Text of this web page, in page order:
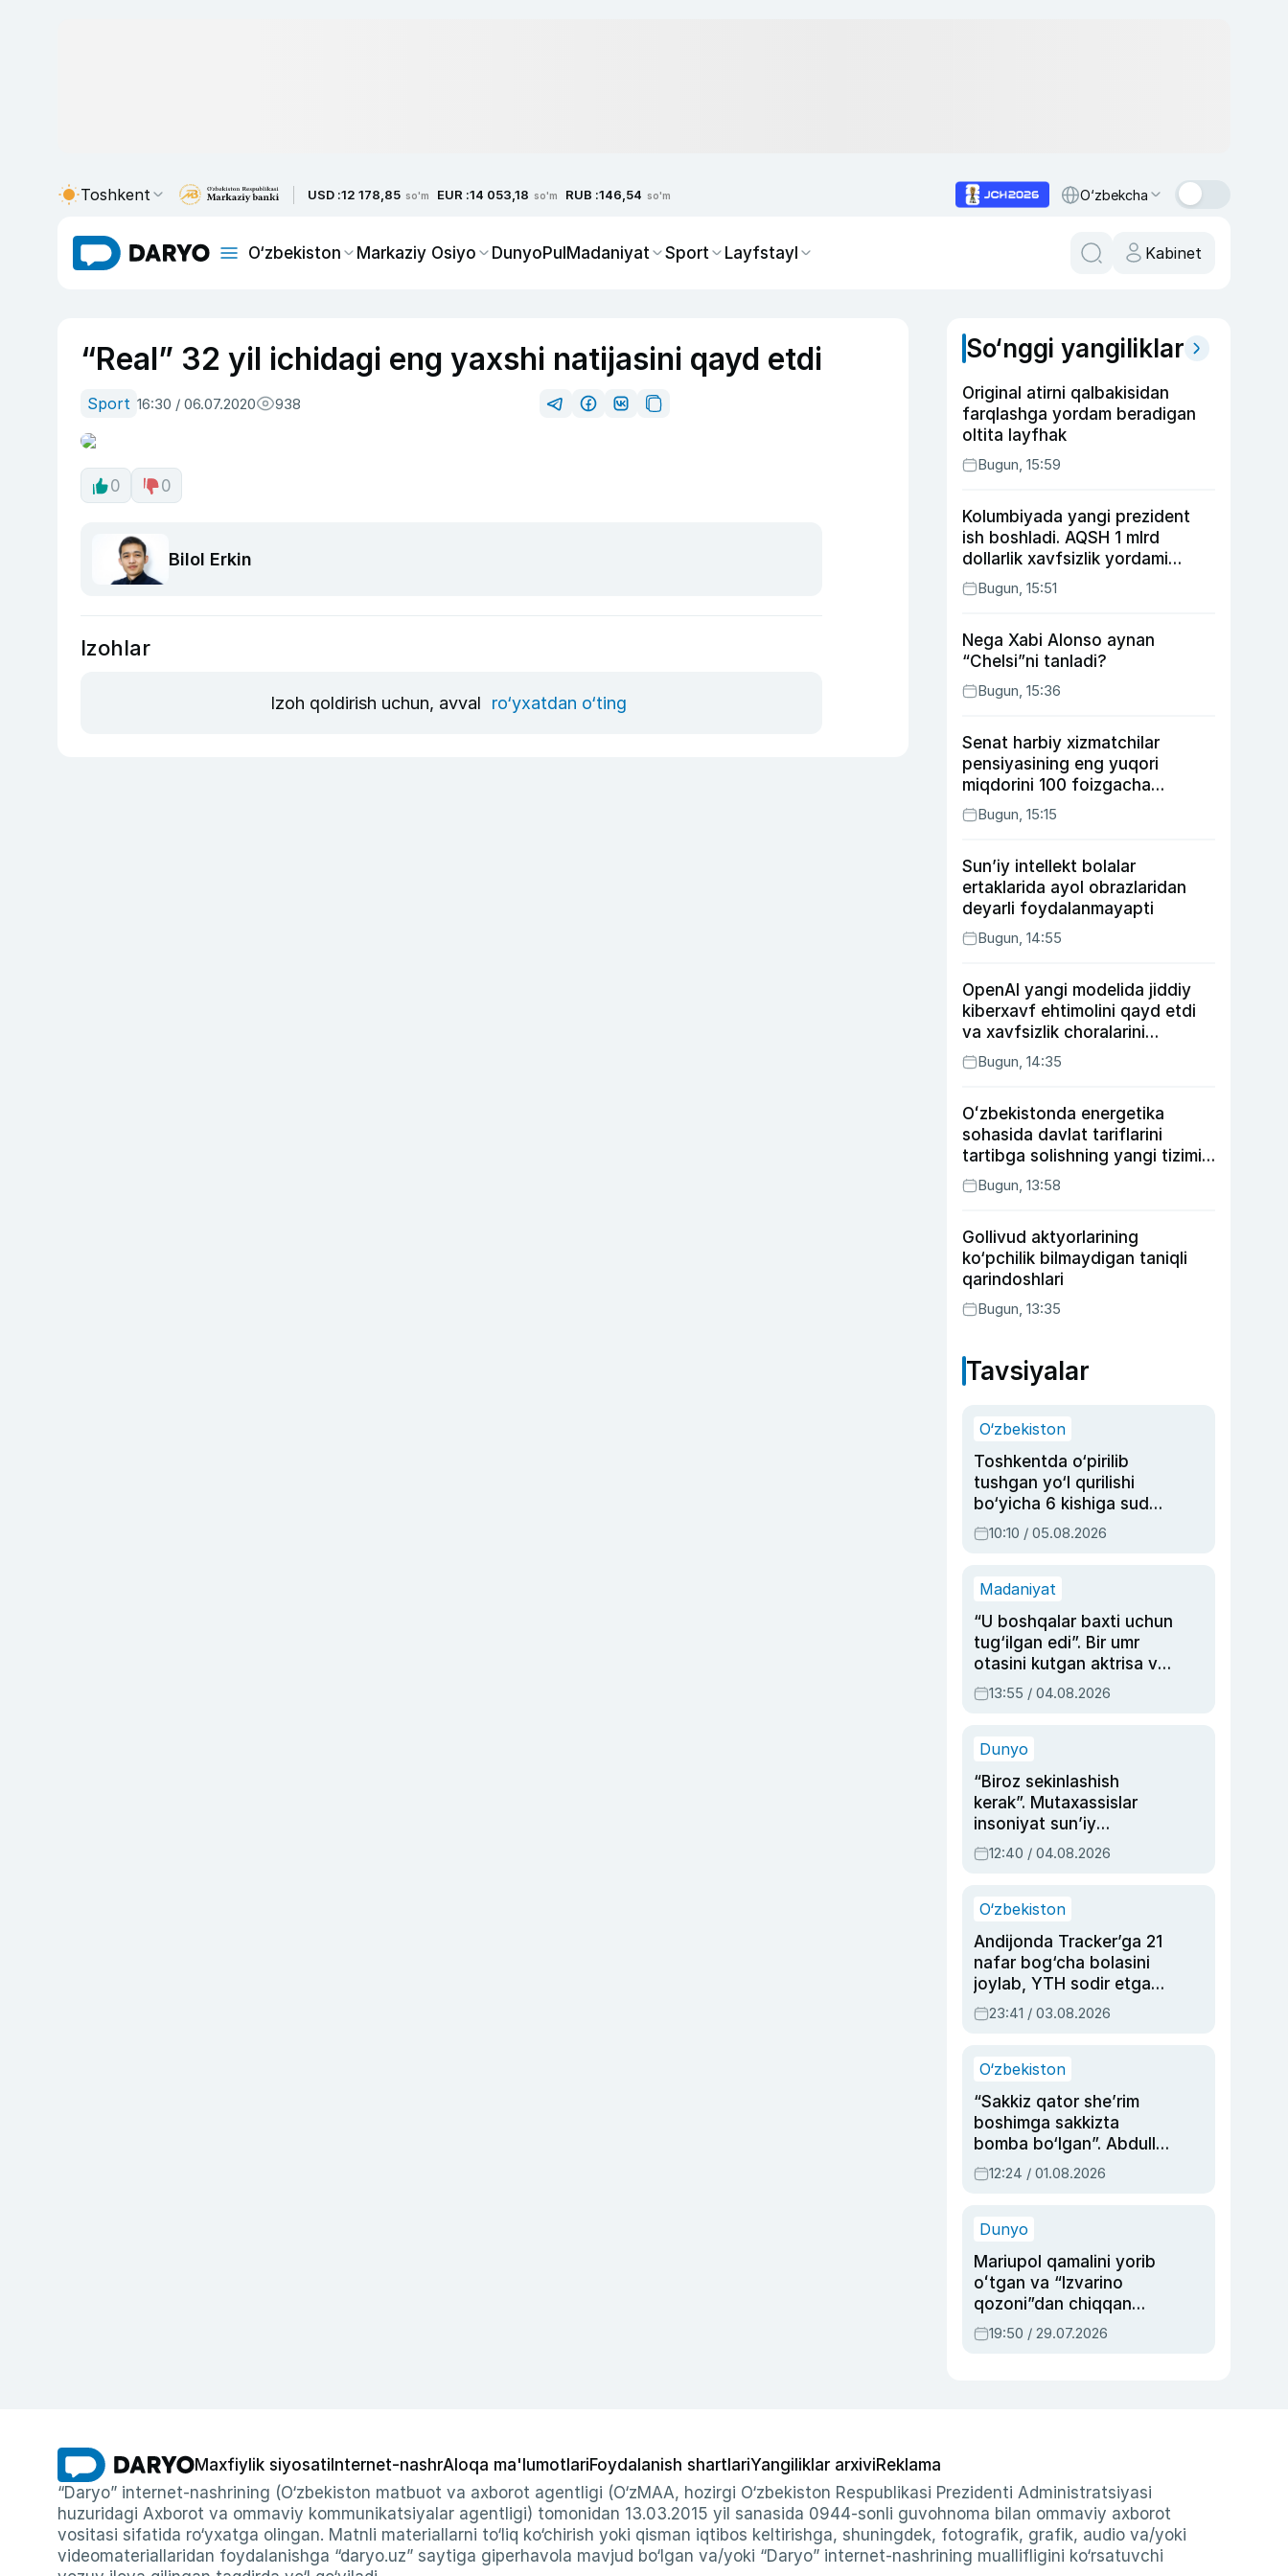
Toshkent USD :12 178,85 so'm EUR :14 053,18 so'm RUB :146,54 so'm O‘zbekcha
O‘zbekiston Markaziy Osiyo DunyoPulMadaniyat Sport Layfstayl Kabinet
“Real” 32 yil ichidagi eng yaxshi natijasini qayd etdi
Sport 16:30 / 06.07.2020 938
0 0
Bilol Erkin
Izohlar
Izoh qoldirish uchun, avval ro‘yxatdan o‘ting
So‘nggi yangiliklar
Original atirni qalbakisidan
farqlashga yordam beradigan
oltita layfhak
Bugun, 15:59
Kolumbiyada yangi prezident
ish boshladi. AQSH 1 mlrd
dollarlik xavfsizlik yordami
bermoqchi
Bugun, 15:51
Nega Xabi Alonso aynan
“Chelsi”ni tanladi?
Bugun, 15:36
Senat harbiy xizmatchilar
pensiyasining eng yuqori
miqdorini 100 foizgacha
oshirishni nazarda tutuvchi
qonunni ma’qulladi
Bugun, 15:15
Sun’iy intellekt bolalar
ertaklarida ayol obrazlaridan
deyarli foydalanmayapti
Bugun, 14:55
OpenAI yangi modelida jiddiy
kiberxavf ehtimolini qayd etdi
va xavfsizlik choralarini
kuchaytirdi
Bugun, 14:35
Oʻzbekistonda energetika
sohasida davlat tariflarini
tartibga solishning yangi tizimi
joriy etildi
Bugun, 13:58
Gollivud aktyorlarining
ko‘pchilik bilmaydigan taniqli
qarindoshlari
Bugun, 13:35
Tavsiyalar
O‘zbekiston
Toshkentda o‘pirilib
tushgan yo‘l qurilishi
bo‘yicha 6 kishiga sud
hukmi o‘qildi
10:10 / 05.08.2026
Madaniyat
“U boshqalar baxti uchun
tug‘ilgan edi”. Bir umr
otasini kutgan aktrisa va
dublyaj ustasi Rimma
Ahmedovaning
13:55 / 04.08.2026
Dunyo
“Biroz sekinlashish
kerak”. Mutaxassislar
insoniyat sun’iy
intellektni boshqara
olmay qolishidan xavotir
12:40 / 04.08.2026
O‘zbekiston
Andijonda Tracker’ga 21
nafar bog‘cha bolasini
joylab, YTH sodir etgan
ayolga sud hukmi o‘qildi
23:41 / 03.08.2026
O‘zbekiston
“Sakkiz qator she’rim
boshimga sakkizta
bomba bo‘lgan”. Abdulla
Oripovni siyosiy
ayblovlardan asrab
12:24 / 01.08.2026
Dunyo
Mariupol qamalini yorib
oʻtgan va “Izvarino
qozoni”dan chiqqan
qahramon — Ukraina
armiyasi bosh
19:50 / 29.07.2026
Maxfiylik siyosati Internet-nashrAloqa ma'lumotlariFoydalanish shartlariYangiliklar arxiviReklama
“Daryo” internet-nashrining (O‘zbekiston matbuot va axborot agentligi (O‘zMAA, hozirgi O‘zbekiston Respublikasi Prezidenti Administratsiyasi
huzuridagi Axborot va ommaviy kommunikatsiyalar agentligi) tomonidan 13.03.2015 yil sanasida 0944-sonli guvohnoma bilan ommaviy axborot
vositasi sifatida ro‘yxatga olingan. Matnli materiallarni to‘liq ko‘chirish yoki qisman iqtibos keltirishga, shuningdek, fotografik, grafik, audio va/yoki
videomateriallaridan foydalanishga “daryo.uz” saytiga giperhavola mavjud bo‘lgan va/yoki “Daryo” internet-nashrining muallifligini ko‘rsatuvchi